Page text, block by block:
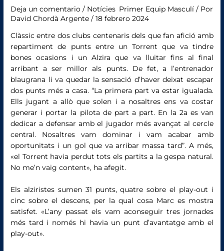
Deja un comentario / Notícies Primer Equip Masculí / Por
David Chordà Argente/18 febrero 2024
Clàssic entre dos clubs centenaris dels que fan afició amb
repartiment de punts entre un Torrent que va tindre
bones ocasions i un Alzira que va lluitar fins al final
arribant a ser millor als punts. De fet, a l’entrenador
blaugrana li va quedar la sensació d’haver deixat escapar
dos punts més a casa. “La primera part va estar igualada.
Ells jugant a allò que solen i a nosaltres ens va costar
generar i portar la pilota de part a part. En la 2a es van
dedicar a defensar amb el jugador més avançat al cercle
central. Nosaltres vam dominar i vam acabar amb
oportunitats i un gol que va arribar massa tard”. A més,
«el Torrent havia perdut tots els partits a la gespa natural.
No me’n vaig content», ha afegit.
Els alziristes sumen 31 punts, quatre sobre el play-out i
cinc sobre el descens, per la qual cosa Marc es mostra
satisfet. «L’any passat els vam aconseguir tres jornades
més tard i només hi havia un punt d’avantatge amb el
play-out».